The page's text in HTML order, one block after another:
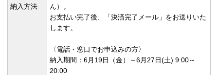
納入方法
ん）。
お支払い完了後、「決済完了メール」をお送りいた
します。
〈電話・窓口でお申込みの方〉
納入期間：6月19日（金）～6月27日(土) 9:00～
20:00